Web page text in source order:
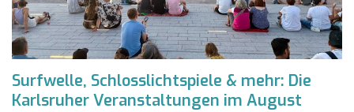
Surfwelle, Schlosslichtspiele & mehr: Die
Karlsruher Veranstaltungen im August